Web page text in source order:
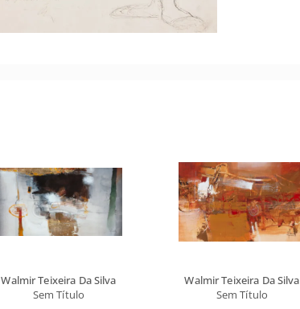
Walmir Teixeira Da Silva
Sem Título
Walmir Teixeira Da Silva
Sem Título